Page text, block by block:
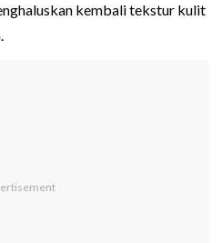
kembali tekstur kulit